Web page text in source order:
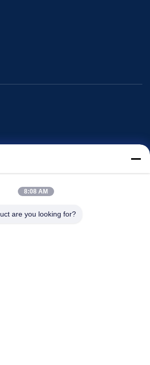
8:08 AM
are you looking for?